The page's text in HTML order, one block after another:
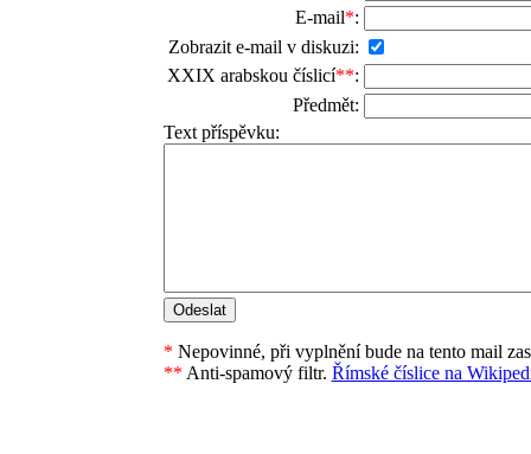
E-mail*:
Zobrazit e-mail v diskuzi:
XXIX arabskou číslicí**:
Předmět:
Text příspěvku:
* Nepovinné, při vyplnění bude na tento mail
** Anti-spamový filtr. Římské číslice na